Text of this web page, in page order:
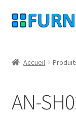
Aller
à
navigation
Aller
au
Protection des
Accueil
AN-